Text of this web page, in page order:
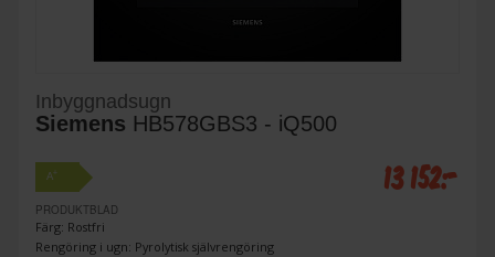
Inbyggnadsugn
Siemens HB578GBS3 - iQ500
A+
PRODUKTBLAD
Färg: Rostfri
Rengöring i ugn: Pyrolytisk självrengöring
13 152:-